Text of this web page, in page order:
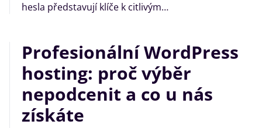
hesla představují klíče k citlivým…
Profesionální WordPress
hosting: proč výběr
nepodcenit a co u nás
získáte